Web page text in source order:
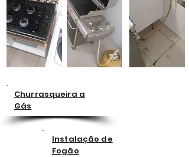
Churrasqueira a
Gás
Instalação de
Fogão